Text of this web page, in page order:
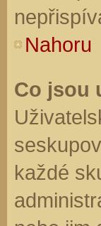
Nahoru
Co jsou
každé